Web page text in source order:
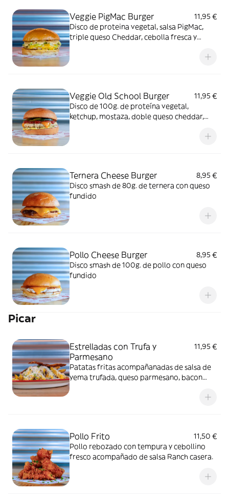
Veggie PigMac Burger
11,95 €
Disco de proteina vegetal, salsa PigMac,
triple queso Cheddar, cebolla fresca y
Veggie Old School Burger
11,95 €
Disco de 100g. de proteína vegetal,
ketchup, mostaza, doble queso cheddar,
Ternera Cheese Burger
8,95 €
Disco smash de 80g. de ternera con queso
fundido
Pollo Cheese Burger
8,95 €
Disco smash de 100g. de pollo con queso
fundido
Picar
Estrelladas con Trufa y
Parmesano
11,95 €
Patatas fritas acompañanadas de salsa de
yema trufada, queso parmesano, bacon
Pollo Frito
11,50 €
Pollo rebozado con tempura y cebollino
fresco acompañado de salsa Ranch casera.